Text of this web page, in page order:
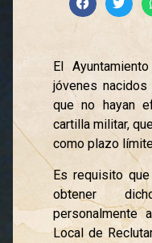
El
jóvenes
que no hayan
cartilla militar,
como plazo
Es requisito
obtener
personalmente
Local de